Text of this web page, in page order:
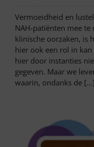
Vermoeidheid en
NAH-patiënten mee te
klinische oorzaken, is
hier ook een rol in
hier door instanties
gegeven. Maar we
waarin, ondanks de […]